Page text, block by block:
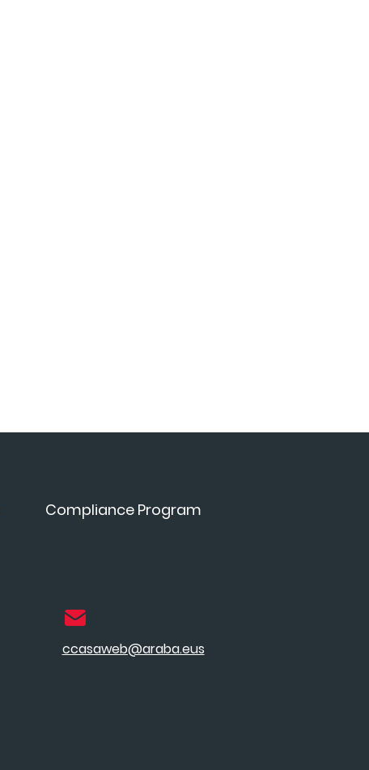
Compliance Program
ccasaweb@araba.eus